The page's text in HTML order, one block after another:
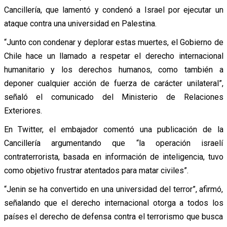
Cancillería, que lamentó y condenó a Israel por ejecutar un
ataque contra una universidad en Palestina.
“Junto con condenar y deplorar estas muertes, el Gobierno de
Chile hace un llamado a respetar el derecho internacional
humanitario y los derechos humanos, como también a
deponer cualquier acción de fuerza de carácter unilateral”,
señaló el comunicado del Ministerio de Relaciones
Exteriores.
En Twitter, el embajador comentó una publicación de la
Cancillería argumentando que “la operación israelí
contraterrorista, basada en información de inteligencia, tuvo
como objetivo frustrar atentados para matar civiles”.
“Jenin se ha convertido en una universidad del terror”, afirmó,
señalando que el derecho internacional otorga a todos los
países el derecho de defensa contra el terrorismo que busca